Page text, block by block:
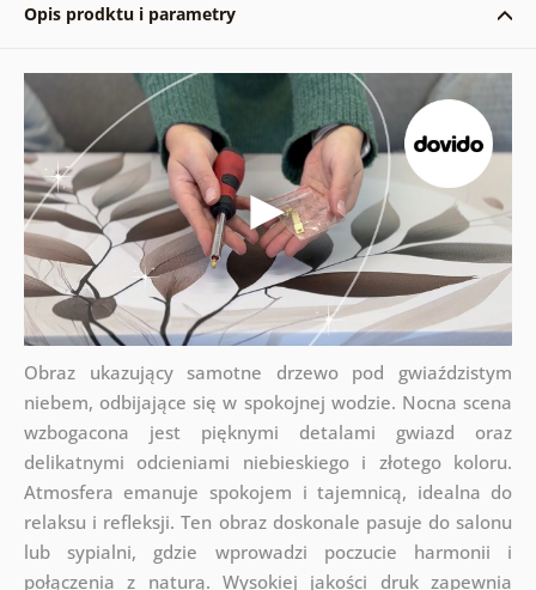
Opis prodktu i parametry
Obraz ukazujący samotne drzewo pod gwiaździstym
niebem, odbijające się w spokojnej wodzie. Nocna scena
wzbogacona jest pięknymi detalami gwiazd oraz
delikatnymi odcieniami niebieskiego i złotego koloru.
Atmosfera emanuje spokojem i tajemnicą, idealna do
relaksu i refleksji. Ten obraz doskonale pasuje do salonu
lub sypialni, gdzie wprowadzi poczucie harmonii i
połączenia z naturą. Wysokiej jakości druk zapewnia